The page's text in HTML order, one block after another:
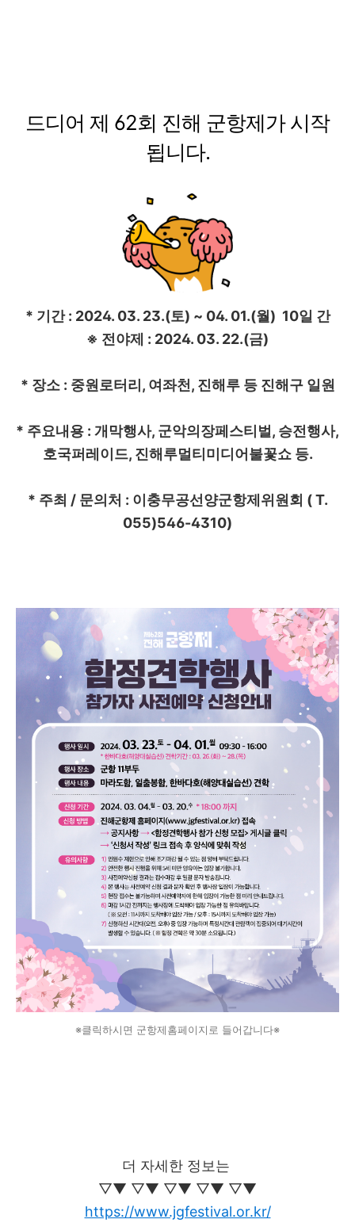
드디어 제 62회 진해 군항제가 시작
됩니다.
* 기간 : 2024. 03. 23.(토) ~ 04. 01.(월) 10일 간
※ 전야제 : 2024. 03. 22.(금)
* 장소 : 중원로터리, 여좌천, 진해루 등 진해구 일원
* 주요내용 : 개막행사, 군악의장페스티벌, 승전행사,
호국퍼레이드, 진해루멀티미디어불꽃쇼 등.
* 주최 / 문의처 : 이충무공선양군항제위원회 ( T.
055)546-4310)
※클릭하시면 군항제홈페이지로 들어갑니다※
더 자세한 정보는
▽▼ ▽▼ ▽▼ ▽▼ ▽▼
https://www.jgfestival.or.kr/